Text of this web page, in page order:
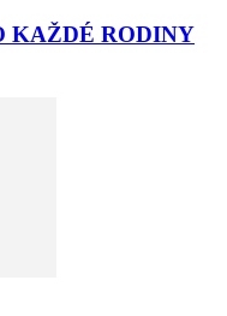
KAŽDÉ RODINY